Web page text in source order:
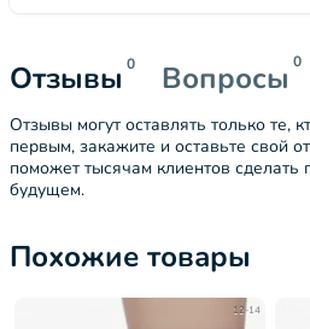
Отзывы 0 Вопросы 0
Отзывы могут оставлять только те,
первым, закажите и оставьте свой
поможет тысячам клиентов
будущем.
Похожие товары
12-14